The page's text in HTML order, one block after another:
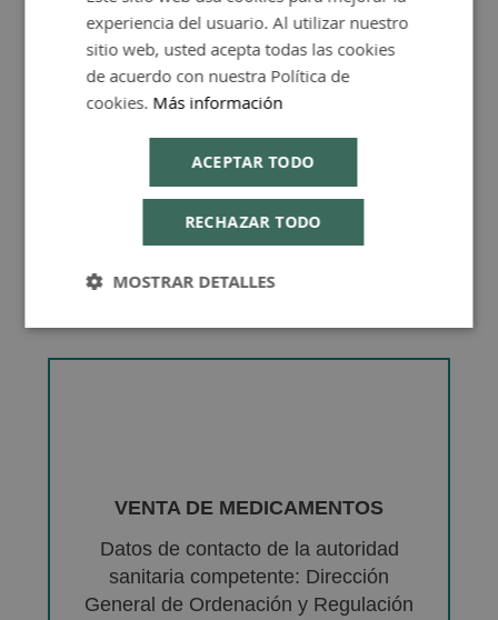
Consejos de Compra Producto
VENTA DE MEDICAMENTOS
Datos de contacto de la autoridad
sanitaria competente: Dirección
General de Ordenación y Regulación
ENGLISH
experiencia del usuario. Al utilizar nuestro
sitio web, usted acepta todas las cookies
de acuerdo con nuestra Política de
cookies. Más información
ACEPTAR TODO
RECHAZAR TODO
MOSTRAR DETALLES